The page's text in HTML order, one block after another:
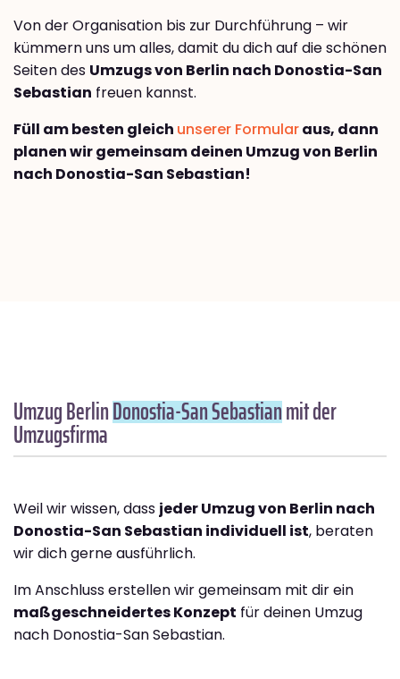
Von der Organisation bis zur Durchführung – wir
kümmern uns um alles, damit du dich auf die schönen
Seiten des Umzugs von Berlin nach Donostia-San
Sebastian freuen kannst.
Füll am besten gleich unserer Formularaus, dann
planen wir gemeinsam deinen Umzug von Berlin
nach Donostia-San Sebastian!
Umzug BerlinDonostia-San Sebastianmit der
Umzugsfirma
Weil wir wissen, dass jeder Umzug von Berlin nach
Donostia-San Sebastian individuell ist, beraten
wir dich gerne ausführlich.
Im Anschluss erstellen wir gemeinsam mit dir ein
maßgeschneidertes Konzept für deinen Umzug
nach Donostia-San Sebastian.